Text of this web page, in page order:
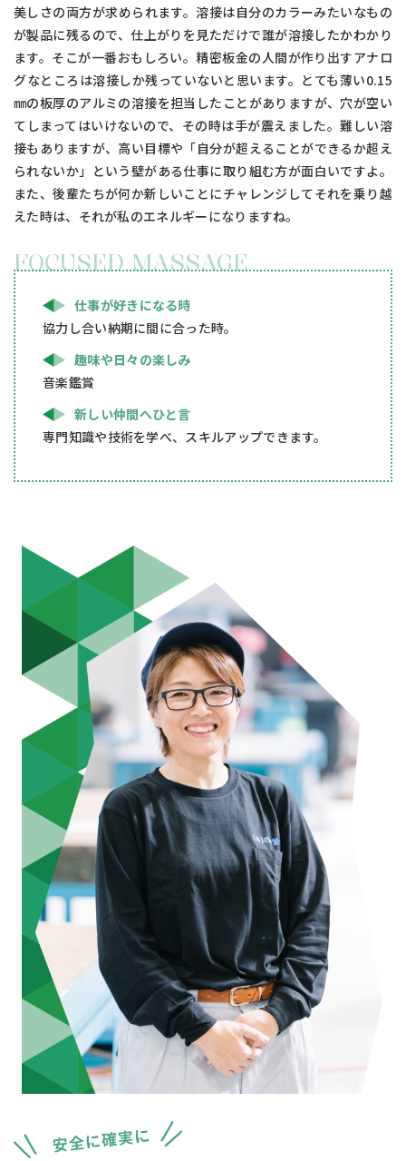
美しさの両方が求められます。溶接は自分のカラーみたいなもの
が製品に残るので、仕上がりを見ただけで誰が溶接したかわかり
ます。そこが一番おもしろい。精密板金の人間が作り出すアナロ
グなところは溶接しか残っていないと思います。とても薄い0.15
㎜の板厚のアルミの溶接を担当したことがありますが、穴が空い
てしまってはいけないので、その時は手が震えました。難しい溶
接もありますが、高い目標や「自分が超えることができるか超え
られないか」という壁がある仕事に取り組む方が面白いですよ。
また、後輩たちが何か新しいことにチャレンジしてそれを乗り越
えた時は、それが私のエネルギーになりますね。
FOCUSED MASSAGE
仕事が好きになる時
協力し合い納期に間に合った時。
趣味や日々の楽しみ
音楽鑑賞
新しい仲間へひと言
専門知識や技術を学べ、スキルアップできます。